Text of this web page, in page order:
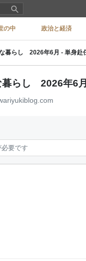
の中 政治と経済
暮らし 2026年6月 - 単身
らし 2026年6
要です